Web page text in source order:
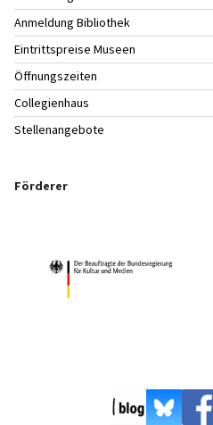
Anmeldung Bibliothek
Eintrittspreise Museen
Öffnungszeiten
Collegienhaus
Stellenangebote
Förderer